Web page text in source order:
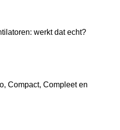
werkt dat echt?
Compact, Compleet en